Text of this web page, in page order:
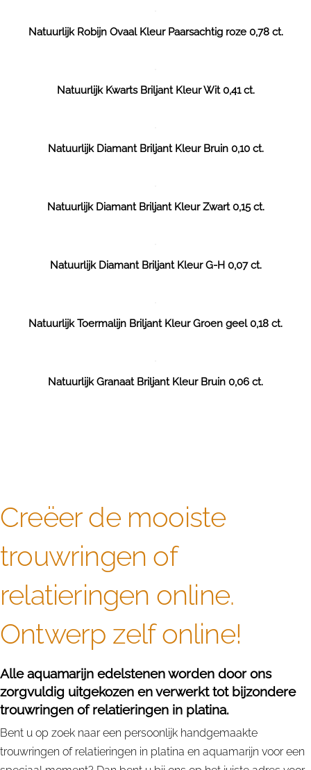
Natuurlijk Robijn Ovaal Kleur Paarsachtig roze 0,78 ct.
Natuurlijk Kwarts Briljant Kleur Wit 0,41 ct.
Natuurlijk Diamant Briljant Kleur Bruin 0,10 ct.
Natuurlijk Diamant Briljant Kleur Zwart 0,15 ct.
Natuurlijk Diamant Briljant Kleur G-H 0,07 ct.
Natuurlijk Toermalijn Briljant Kleur Groen geel 0,18 ct.
Natuurlijk Granaat Briljant Kleur Bruin 0,06 ct.
Creëer de mooiste
trouwringen of
relatieringen online.
Ontwerp zelf online!
Alle aquamarijn edelstenen worden door ons
zorgvuldig uitgekozen en verwerkt tot bijzondere
trouwringen of relatieringen in platina.
Bent u op zoek naar een persoonlijk handgemaakte
trouwringen of relatieringen in platina en aquamarijn voor een